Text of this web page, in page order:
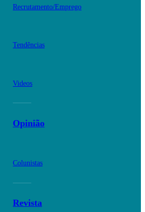
Recrutamento/Emprego
Tendências
Videos
Opinião
Colunistas
Revista